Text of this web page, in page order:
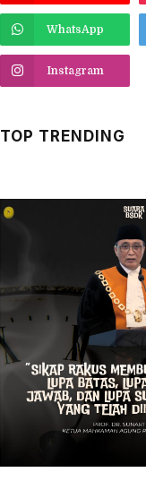
WhatsApp
Instagram
TOP TRENDING